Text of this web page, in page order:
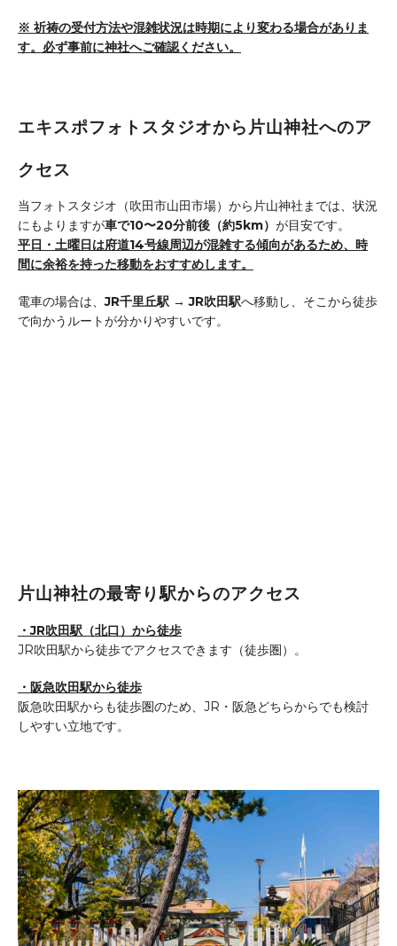
※ 祈祷の受付方法や混雑状況は時期により変わる場合がありま
す。必ず事前に神社へご確認ください。
エキスポフォトスタジオから片山神社へのア
クセス
当フォトスタジオ（吹田市山田市場）から片山神社までは、状況
にもよりますが車で10〜20分前後（約5km） が目安です。
平日・土曜日は府道14号線周辺が混雑する傾向があるため、時
間に余裕を持った移動をおすすめします。
電車の場合は、JR千里丘駅 → JR吹田駅へ移動し、そこから徒歩
で向かうルートが分かりやすいです。
片山神社の最寄り駅からのアクセス
・JR吹田駅（北口）から徒歩
JR吹田駅から徒歩でアクセスできます（徒歩圏）。
・阪急吹田駅から徒歩
阪急吹田駅からも徒歩圏のため、JR・阪急どちらからでも検討
しやすい立地です。